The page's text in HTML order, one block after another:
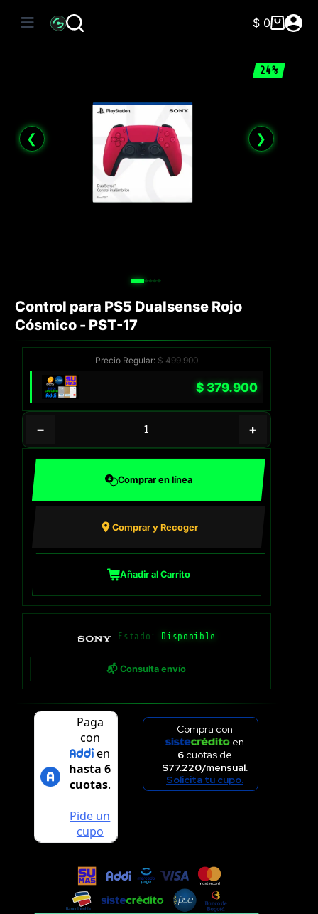
Carro
$0
24%
❮ ❯
Control para PS5 Dualsense Rojo
Cósmico - PST-17
Precio Regular:$499.900
$379.900
− +
Comprar en línea
Comprar y Recoger
Añadir al Carrito
Estado: Disponible
📬 Consulta envío
Compra con
en
6 cuotas de
$77.220/mensual.
Solicita tu cupo.